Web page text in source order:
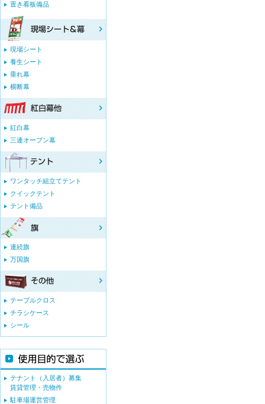
置き看板備品
現場シート
養生シート
垂れ幕
横断幕
紅白幕
三連オープン幕
ワンタッチ組立てテント
クイックテント
テント備品
連続旗
万国旗
テーブルクロス
チラシケース
シール
テナント（入居者）募集
賃貸管理・売物件
駐車場運営管理